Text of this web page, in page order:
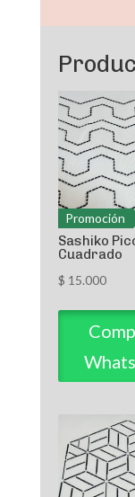
Promoción
Sashiko
Cuadrado
$ 15.000